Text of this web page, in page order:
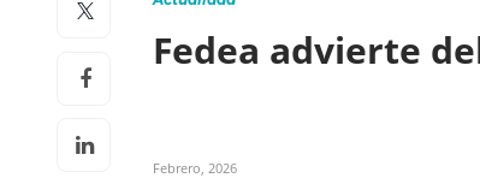
Fedea advierte
Febrero, 2026